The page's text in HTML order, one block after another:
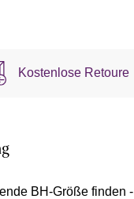
Kostenlose Retoure
BH-Größe finden -